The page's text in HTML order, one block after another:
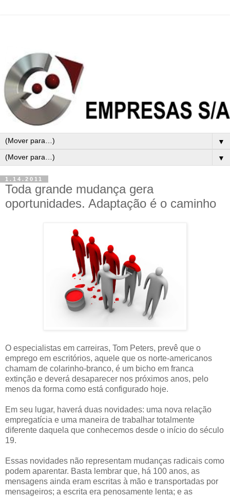
▼
▼
1.14.2011
Toda grande mudança gera
oportunidades. Adaptação é o caminho
O especialistas em carreiras, Tom Peters, prevê que o
emprego em escritórios, aquele que os norte-americanos
chamam de colarinho-branco, é um bicho em franca
extinção e deverá desaparecer nos próximos anos, pelo
menos da forma como está configurado hoje.
Em seu lugar, haverá duas novidades: uma nova relação
empregatícia e uma maneira de trabalhar totalmente
diferente daquela que conhecemos desde o início do século
19.
Essas novidades não representam mudanças radicais como
podem aparentar. Basta lembrar que, há 100 anos, as
mensagens ainda eram escritas à mão e transportadas por
mensageiros; a escrita era penosamente lenta; e as